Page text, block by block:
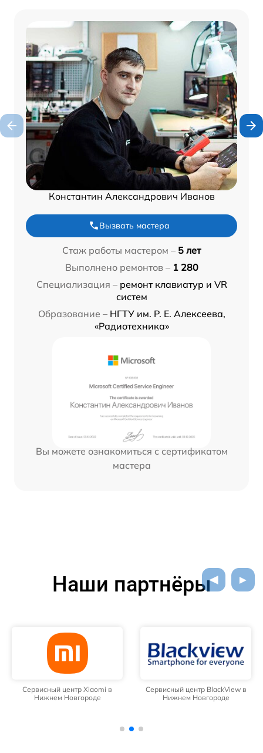
Константин Александрович Иванов
Вызвать мастера
Стаж работы мастером – 5 лет
Выполнено ремонтов – 1 280
Специализация – ремонт клавиатур и VR
систем
Образование – НГТУ им. Р. Е. Алексеева,
«Радиотехника»
Вы можете ознакомиться с сертификатом
мастера
Наши партнёры
Сервисный центр Xiaomi в
Нижнем Новгороде
Сервисный центр BlackView в
Нижнем Новгороде